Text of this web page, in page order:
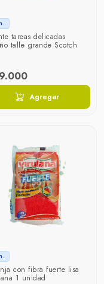
tareas delicadas
talle grande Scotch
Agregar
con fibra fuerte lisa
1 unidad